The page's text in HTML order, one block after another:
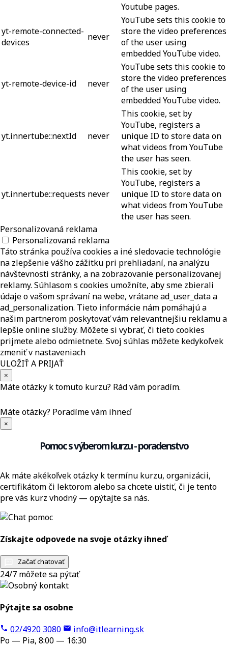
Youtube pages.
yt-remote-connected-
devices
never
YouTube sets this cookie to
store the video preferences
of the user using
embedded YouTube video.
yt-remote-device-id never
YouTube sets this cookie to
store the video preferences
of the user using
embedded YouTube video.
yt.innertube::nextId never
This cookie, set by
YouTube, registers a
unique ID to store data on
what videos from YouTube
the user has seen.
yt.innertube::requests never
This cookie, set by
YouTube, registers a
unique ID to store data on
what videos from YouTube
the user has seen.
Personalizovaná reklama
Personalizovaná reklama
Táto stránka používa cookies a iné sledovacie technológie
na zlepšenie vášho zážitku pri prehliadaní, na analýzu
návštevnosti stránky, a na zobrazovanie personalizovanej
reklamy. Súhlasom s cookies umožníte, aby sme zbierali
údaje o vašom správaní na webe, vrátane ad_user_data a
ad_personalization. Tieto informácie nám pomáhajú a
našim partnerom poskytovať vám relevantnejšiu reklamu a
lepšie online služby. Môžete si vybrať, či tieto cookies
prijmete alebo odmietnete. Svoj súhlas môžete kedykoľvek
zmeniť v nastaveniach
ULOŽIŤ A PRIJAŤ
×
Máte otázky k tomuto kurzu? Rád vám poradím.
Máte otázky? Poradíme vám ihneď
×
Pomoc s výberom kurzu - poradenstvo
Ak máte akékoľvek otázky k termínu kurzu, organizácii,
certifikátom či lektorom alebo sa chcete uistiť, či je tento
pre vás kurz vhodný — opýtajte sa nás.
Získajte odpovede na svoje otázky ihneď
Začať chatovať
24/7 môžete sa pýtať
Pýtajte sa osobne
02/4920 3080
info@itlearning.sk
Po — Pia, 8:00 — 16:30